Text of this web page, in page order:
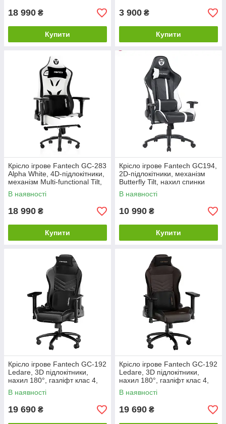
18 990 ₴
Купити
3 900 ₴
Купити
Крісло ігрове Fantech GC-283
Alpha White, 4D-підлокітники,
механізм Multi-functional Tilt,
PU-шкіра, газліфт 4 класу
В наявності
18 990 ₴
Купити
Крісло ігрове Fantech GC194,
2D-підлокітники, механізм
Butterfly Tilt, нахил спинки
180°, ПВХ-шкіра,
навантаження до 150 кг
В наявності
10 990 ₴
Купити
Крісло ігрове Fantech GC-192
Ledare, 3D підлокітники,
нахил 180°, газліфт клас 4,
пінопласт висок. щільності,
Black
В наявності
19 690 ₴
Крісло ігрове Fantech GC-192
Ledare, 3D підлокітники,
нахил 180°, газліфт клас 4,
пінопласт висок. щільності,
Brown
В наявності
19 690 ₴